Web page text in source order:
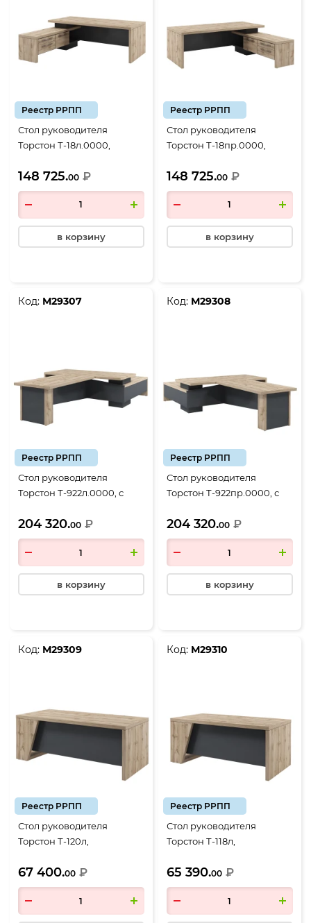
Реестр РРПП
Стол руководителя
Торстон Т-18л.0000,
Антрацит
148 725.00 ₽
в корзину
Реестр РРПП
Стол руководителя
Торстон Т-18пр.0000,
Антрацит
148 725.00 ₽
в корзину
Код: М29307
Реестр РРПП
Стол руководителя
Торстон Т-922л.0000, с
2200*2000*750, Дуб
Вотан-Антрацит
204 320.00 ₽
в корзину
Код: М29308
Реестр РРПП
Стол руководителя
Торстон Т-922пр.0000, с
2200*2000*750, Дуб
Вотан-Антрацит
204 320.00 ₽
в корзину
Код: М29309
Реестр РРПП
Стол руководителя
Торстон Т-120л,
Антрацит
67 400.00 ₽
Код: М29310
Реестр РРПП
Стол руководителя
Торстон Т-118л,
Антрацит
65 390.00 ₽